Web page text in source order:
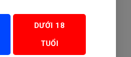
Patriarche
Beaune – thủ phủ rượu
DƯỚI 18
TUỔI